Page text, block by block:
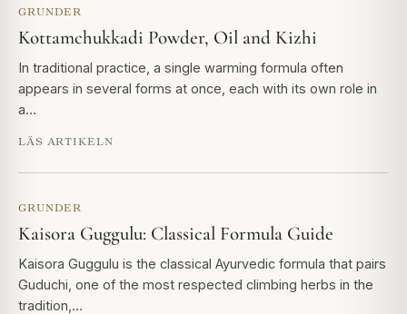
GRUNDER
Kottamchukkadi Powder, Oil and Kizhi
In traditional practice, a single warming formula often
appears in several forms at once, each with its own role in
a…
LÄS ARTIKELN
GRUNDER
Kaisora Guggulu: Classical Formula Guide
Kaisora Guggulu is the classical Ayurvedic formula that pairs
Guduchi, one of the most respected climbing herbs in the
tradition,…